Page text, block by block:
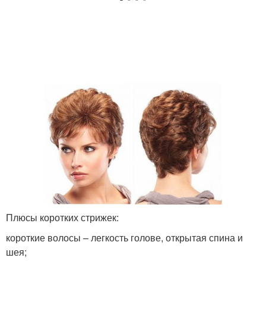
Стрижка с рваными
кончиками
Классическая стрижка
Стрижка с прямой Стрижка с косой
Плюсы коротких стрижек:
короткие волосы – легкость голове, открытая спина и
шея;